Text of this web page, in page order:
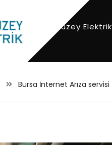
Kuzey Elektrik
Bursa İnternet Arıza servisi